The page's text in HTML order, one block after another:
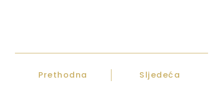
Prethodna Sljedeća